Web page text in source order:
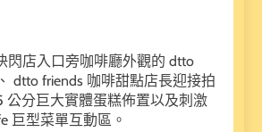
閃店入口旁咖啡廳外觀的 dtto
dtto friends 咖啡甜點店長迎接拍
公分巨大實體蛋糕佈置以及刺激
巨型菜單互動區。